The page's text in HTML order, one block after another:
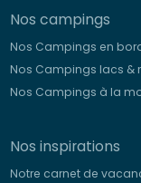
Nos campings
Nos Campings en
Nos Campings lacs &
Nos Campings à la
Nos inspirations
Notre carnet de